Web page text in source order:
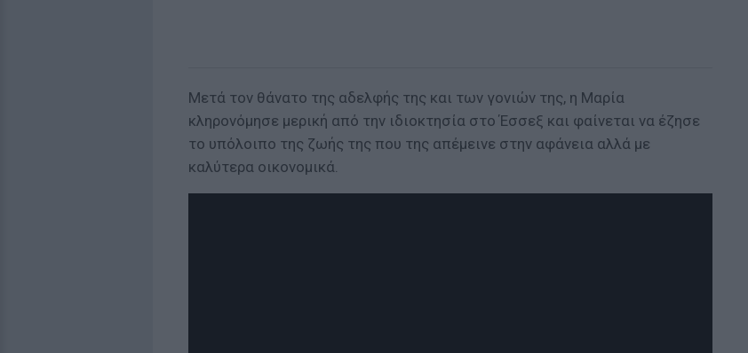
Μετά τον θάνατο της αδελφής της και των γονιών της, η Μαρία
κληρονόμησε μερική από την ιδιοκτησία στο Έσσεξ και φαίνεται να έζησε
το υπόλοιπο της ζωής της που της απέμεινε στην αφάνεια αλλά με
καλύτερα οικονομικά.